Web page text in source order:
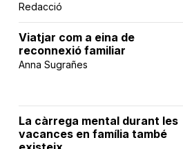
Redacció
Viatjar com a eina de
reconnexió familiar
Anna Sugrañes
La càrrega mental durant les
vacances en família també